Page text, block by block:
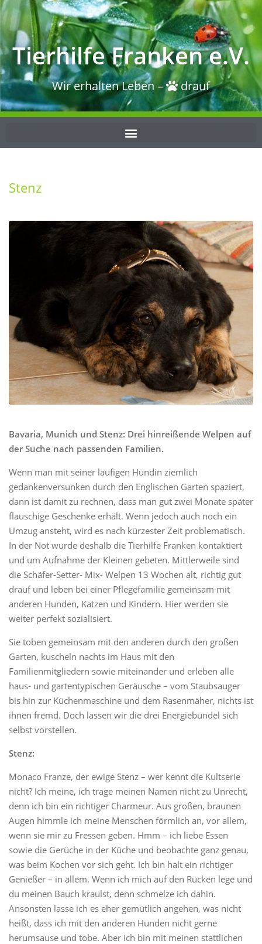
Tierhilfe Franken e.V.
Wir erhalten Leben – drauf
Stenz
Bavaria, Munich und Stenz: Drei hinreißende Welpen auf
der Suche nach passenden Familien.
Wenn man mit seiner läufigen Hündin ziemlich
gedankenversunken durch den Englischen Garten spaziert,
dann ist damit zu rechnen, dass man gut zwei Monate später
flauschige Geschenke erhält. Wenn jedoch auch noch ein
Umzug ansteht, wird es nach kürzester Zeit problematisch.
In der Not wurde deshalb die Tierhilfe Franken kontaktiert
und um Aufnahme der Kleinen gebeten. Mittlerweile sind
die Schäfer-Setter- Mix- Welpen 13 Wochen alt, richtig gut
drauf und leben bei einer Pflegefamilie gemeinsam mit
anderen Hunden, Katzen und Kindern. Hier werden sie
weiter perfekt sozialisiert.
Sie toben gemeinsam mit den anderen durch den großen
Garten, kuscheln nachts im Haus mit den
Familienmitgliedern sowie miteinander und erleben alle
haus- und gartentypischen Geräusche – vom Staubsauger
bis hin zur Küchenmaschine und dem Rasenmäher, nichts ist
ihnen fremd. Doch lassen wir die drei Energiebündel sich
selbst vorstellen.
Stenz:
Monaco Franze, der ewige Stenz – wer kennt die Kultserie
nicht? Ich meine, ich trage meinen Namen nicht zu Unrecht,
denn ich bin ein richtiger Charmeur. Aus großen, braunen
Augen himmle ich meine Menschen förmlich an, vor allem,
wenn sie mir zu Fressen geben. Hmm – ich liebe Essen
sowie die Gerüche in der Küche und beobachte ganz genau,
was beim Kochen vor sich geht. Ich bin halt ein richtiger
Genießer – in allem. Wenn ich mich auf den Rücken lege und
du meinen Bauch kraulst, denn schmelze ich dahin.
Ansonsten lasse ich es eher gemütlich angehen, was nicht
heißt, dass ich mit den anderen Hunden nicht gerne
herumsause und tobe. Aber ich bin mit meinen stattlichen